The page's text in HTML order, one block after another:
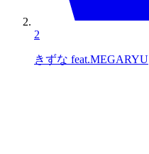
2
きずな feat.MEGARYU